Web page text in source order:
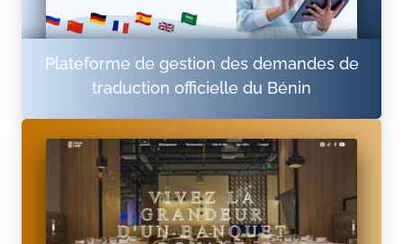
Plateforme de gestion des demandes de
traduction officielle du Bénin